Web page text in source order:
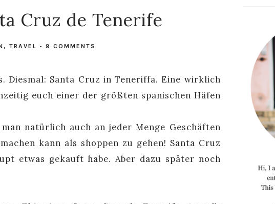
Cruz de Tenerife
, TRAVEL - 9 COMMENTS
Santa Cruz in Teneriffa. Eine wirklich
euch einer der größten spanischen Häfen
natürlich auch an jeder Menge Geschäften
kann als shoppen zu gehen! Santa Cruz
etwas gekauft habe. Aber dazu später noch